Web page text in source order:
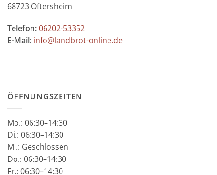
68723 Oftersheim
Telefon:06202-53352
E-Mail: info@landbrot-online.de
ÖFFNUNGSZEITEN
Mo.: 06:30–14:30
Di.: 06:30–14:30
Mi.: Geschlossen
Do.: 06:30–14:30
Fr.: 06:30–14:30